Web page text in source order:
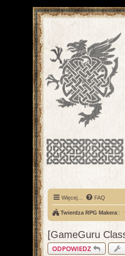
Więcej… FAQ
Twierdza RPG Makera::
[GameGuru
ODPOWIEDZ